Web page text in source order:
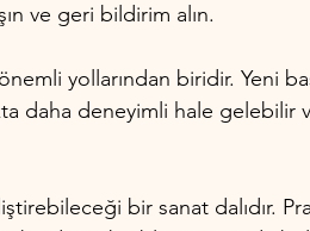
ve geri bildirim alın.
yollarından biridir. Yeni
daha deneyimli hale gelebilir
bir sanat dalıdır.